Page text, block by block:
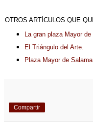
OTROS ARTÍCULOS QUE
La gran plaza Mayor
El Triángulo del Arte.
Plaza Mayor de
Compartir